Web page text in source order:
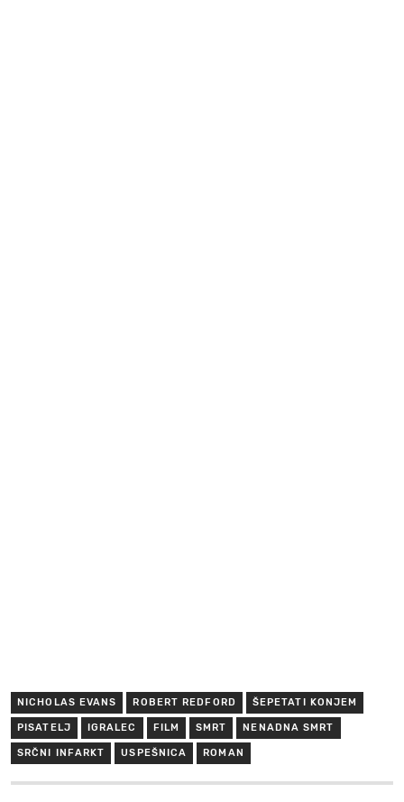
NICHOLAS EVANS ROBERT REDFORD ŠEPETATI KONJEM
PISATELJ IGRALEC FILM SMRT NENADNA SMRT
SRČNI INFARKT USPEŠNICA ROMAN